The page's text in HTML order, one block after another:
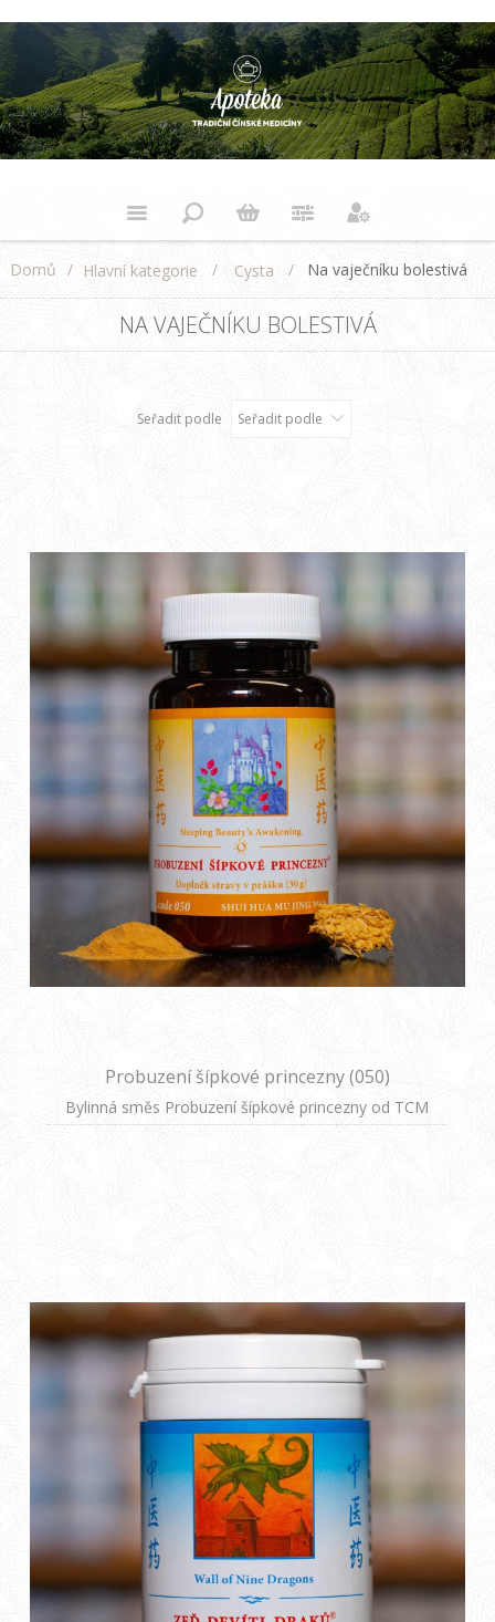
Domů / Hlavní kategorie / Cysta / Na vaječníku bolestivá
NA VAJEČNÍKU BOLESTIVÁ
Seřadit podle Seřadit podle
Probuzení šípkové princezny (050)
Bylinná směs Probuzení šípkové princezny od TCM
Herbs je tradiční receptura založená na principech